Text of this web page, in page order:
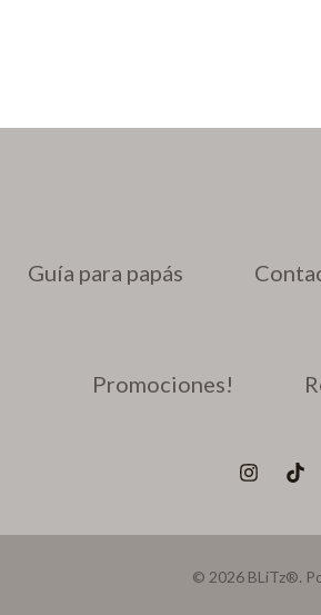
Guía para papás
Promociones!
© 2026 BLiTz®.